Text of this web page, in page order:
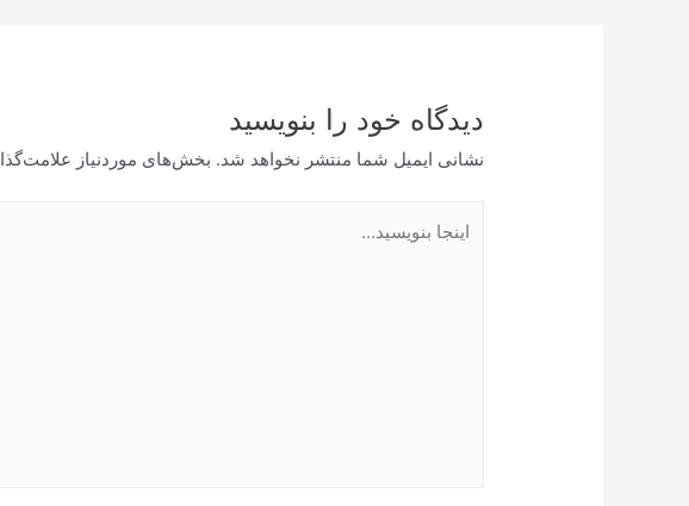
دیدگاه‌ خود را بنویسید
نشانی ایمیل شما منتشر نخواهد شد. بخش‌های موردنیاز
بنویسید…